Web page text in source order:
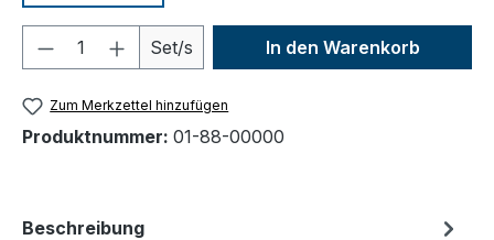
Produkt Anzahl: Gib den
Set/s In den Warenkorb
Zum Merkzettel hinzufügen
Produktnummer: 01-88-00000
Beschreibung